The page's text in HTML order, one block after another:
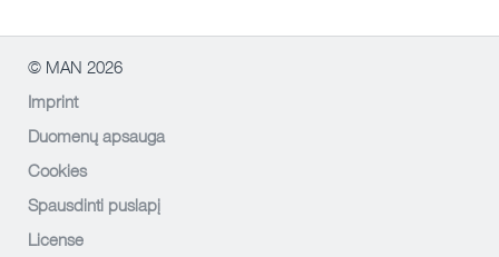
© MAN 2026
Imprint
Duomenų apsauga
Cookies
Spausdinti puslapį
License